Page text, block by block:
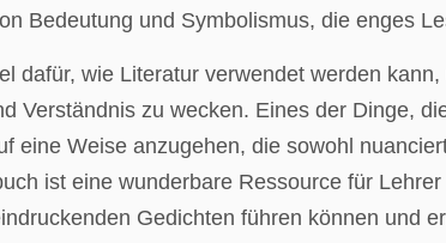
Bedeutung und Symbolismus, die enges
dafür, wie Literatur verwendet werden
Verständnis zu wecken. Eines der Dinge,
eine Weise anzugehen, die sowohl
ist eine wunderbare Ressource für
Gedichten führen können und